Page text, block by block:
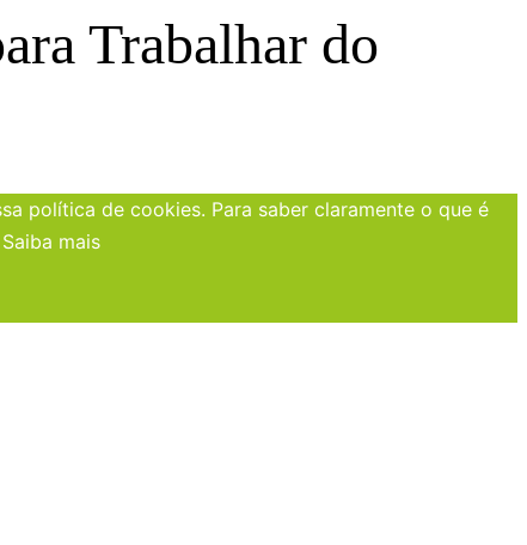
Trabalhar do
política de cookies. Para saber claramente o que é
Saiba mais